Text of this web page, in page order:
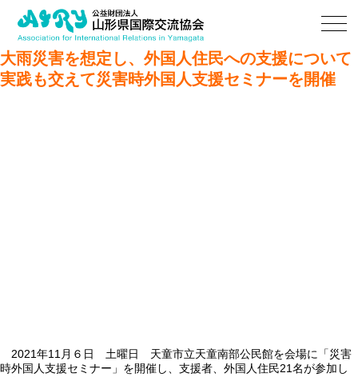
大雨災害を想定し、外国人住民への支援について
実践も交えて災害時外国人支援セミナーを開催
2021年11月６日 土曜日 天童市立天童南部公民館を会場に「災害
時外国人支援セミナー」を開催し、支援者、外国人住民21名が参加し